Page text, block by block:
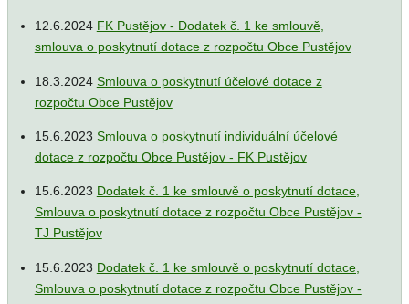
12.6.2024 FK Pustějov - Dodatek č. 1 ke smlouvě,
smlouva o poskytnutí dotace z rozpočtu Obce Pustějov
18.3.2024 Smlouva o poskytnutí účelové dotace z
rozpočtu Obce Pustějov
15.6.2023 Smlouva o poskytnutí individuální účelové
dotace z rozpočtu Obce Pustějov - FK Pustějov
15.6.2023 Dodatek č. 1 ke smlouvě o poskytnutí dotace,
Smlouva o poskytnutí dotace z rozpočtu Obce Pustějov -
TJ Pustějov
15.6.2023 Dodatek č. 1 ke smlouvě o poskytnutí dotace,
Smlouva o poskytnutí dotace z rozpočtu Obce Pustějov -